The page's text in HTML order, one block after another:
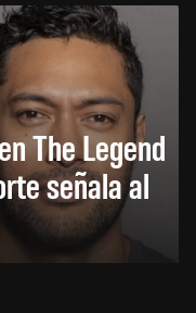
The Legend
señala al